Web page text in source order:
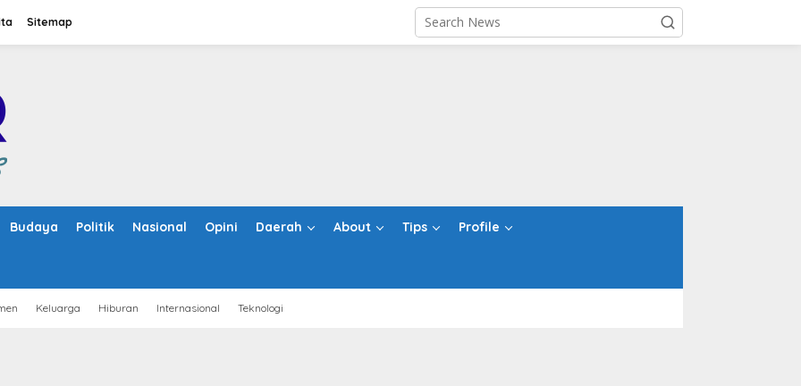
Sitemap
Budaya Politik Nasional Opini Daerah About Tips Profile
Keluarga Hiburan Internasional Teknologi